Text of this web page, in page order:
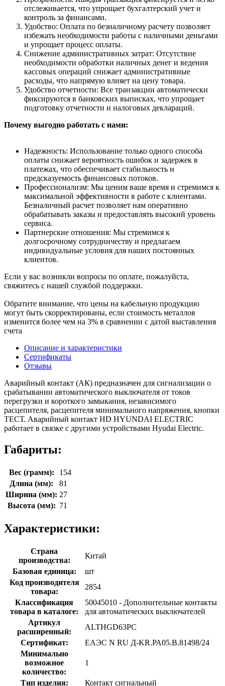
отслеживается, что упрощает бухгалтерский учет и
контроль за финансами.
Удобство: Оплата по безналичному расчету позволяет
избежать необходимости работы с наличными деньгами
и упрощает процесс оплаты.
Снижение административных затрат: Отсутствие
необходимости обработки наличных денег и ведения
кассовых операций снижает административные
расходы, что напрямую влияет на цену товара.
Удобство отчетности: Все транзакции автоматически
фиксируются в банковских выписках, что упрощает
подготовку отчетности и налоговых деклараций.
Почему выгодно работать с нами:
Надежность: Использование только одного способа
оплаты снижает вероятность ошибок и задержек в
платежах, что обеспечивает стабильность и
предсказуемость финансовых потоков.
Профессионализм: Мы ценим ваше время и стремимся к
максимальной эффективности в работе с клиентами.
Безналичный расчет позволяет нам оперативно
обрабатывать заказы и предоставлять высокий уровень
сервиса.
Партнерские отношения: Мы стремимся к
долгосрочному сотрудничеству и предлагаем
индивидуальные условия для наших постоянных
клиентов.
Если у вас возникли вопросы по оплате, пожалуйста,
свяжитесь с нашей службой поддержки.
Обратите внимание, что цены на кабельную продукцию
могут быть скорректированы, если стоимость металлов
изменится более чем на 3% в сравнении с датой выставления
счета
Описание и характеристики
Сертификаты
Отзывы
Аварийный контакт (АК) предназначен для сигнализации о
срабатывании автоматического выключателя от токов
перегрузки и короткого замыкания, независимого
расцепителя, расцепителя минимального напряжения, кнопки
ТЕСТ. Аварийный контакт HD HYUNDAI ELECTRIC
работает в связке с другими устройствами Hyudai Electric.
Габариты:
Вес (грамм):
154
Длина (мм):
81
Ширина (мм): 27
Высота (мм): 71
Характеристики:
Страна
производства:
Китай
Базовая единица:
шт
Код производителя
товара:
2854
Классификация
товара в каталоге:
50045010 - Дополнительные контакты
для автоматических выключателей
Артикул
расширенный:
ALTHGD63PC
Сертификат:
ЕАЭС N RU Д-KR.РА05.В.81498/24
Минимально
возможное
количество:
1
Тип изделия: Контакт сигнальный